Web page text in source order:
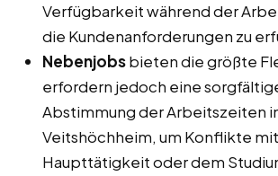
Verfügbarkeit während der
die Kundenanforderungen zu
Nebenjobsbieten die größte
erfordern jedoch eine
Abstimmung der Arbeitszeiten
Veitshöchheim, um Konflikte
Haupttätigkeit oder dem